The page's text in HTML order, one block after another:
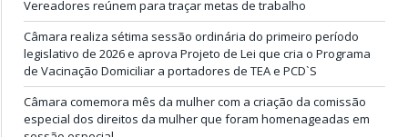
Vereadores reúnem para traçar metas de trabalho
Câmara realiza sétima sessão ordinária do primeiro período
legislativo de 2026 e aprova Projeto de Lei que cria o Programa
de Vacinação Domiciliar a portadores de TEA e PCD`S
Câmara comemora mês da mulher com a criação da comissão
especial dos direitos da mulher que foram homenageadas em